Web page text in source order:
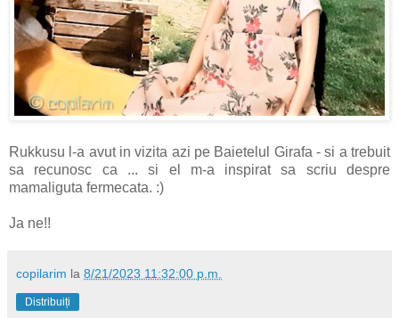
Rukkusu l-a avut in vizita azi pe Baietelul Girafa - si a trebuit
sa recunosc ca ... si el m-a inspirat sa scriu despre
mamaliguta fermecata. :)
Ja ne!!
copilarim la 8/21/2023 11:32:00 p.m.
Distribuiți